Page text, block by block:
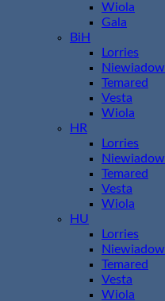
Wiola
Gala
BiH
Lorries
Niewiadow
Temared
Vesta
Wiola
HR
Lorries
Niewiadow
Temared
Vesta
Wiola
HU
Lorries
Niewiadow
Temared
Vesta
Wiola